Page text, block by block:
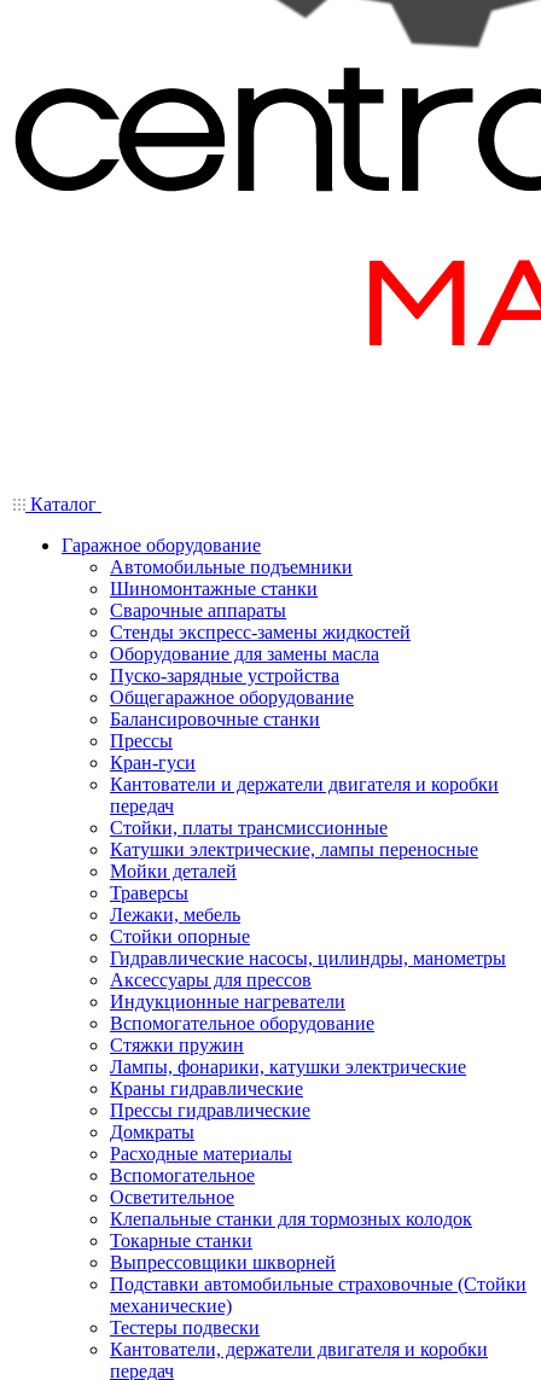
Каталог
Гаражное оборудование
Автомобильные подъемники
Шиномонтажные станки
Сварочные аппараты
Стенды экспресс-замены жидкостей
Оборудование для замены масла
Пуско-зарядные устройства
Общегаражное оборудование
Балансировочные станки
Прессы
Кран-гуси
Кантователи и держатели двигателя и коробки
передач
Стойки, платы трансмиссионные
Катушки электрические, лампы переносные
Мойки деталей
Траверсы
Лежаки, мебель
Стойки опорные
Гидравлические насосы, цилиндры, манометры
Аксессуары для прессов
Индукционные нагреватели
Вспомогательное оборудование
Стяжки пружин
Лампы, фонарики, катушки электрические
Краны гидравлические
Прессы гидравлические
Домкраты
Расходные материалы
Вспомогательное
Осветительное
Клепальные станки для тормозных колодок
Токарные станки
Выпрессовщики шкворней
Подставки автомобильные страховочные (Стойки
механические)
Тестеры подвески
Кантователи, держатели двигателя и коробки
передач